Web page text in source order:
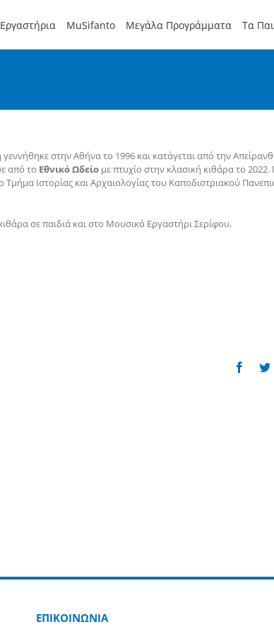
MuSifanto Μεγάλα Προγράμματα Τα
στην Αθήνα το 1996 και κατάγεται από την
από το Εθνικό Ωδείο με πτυχίο στην κλασική κιθάρα το
Ιστορίας και Αρχαιολογίας του Καποδιστριακού
σε παιδιά και στο Μουσικό Εργαστήρι Σερίφου.
ΕΠΙΚΟΙΝΩΝΙΑ